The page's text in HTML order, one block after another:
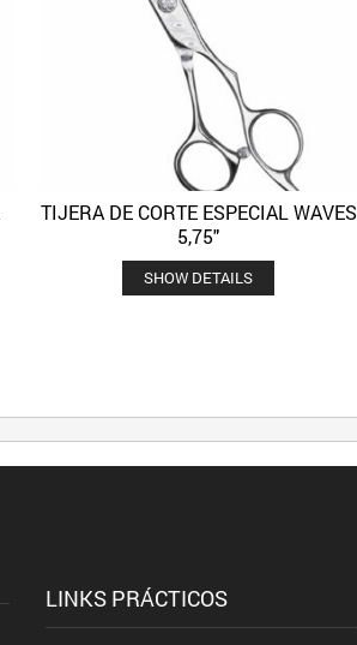
Añadir a la lista de deseos Quick View
TIJERA DE CORTE ESPECIAL WAVES
5,75″
SHOW DETAILS
LINKS PRÁCTICOS